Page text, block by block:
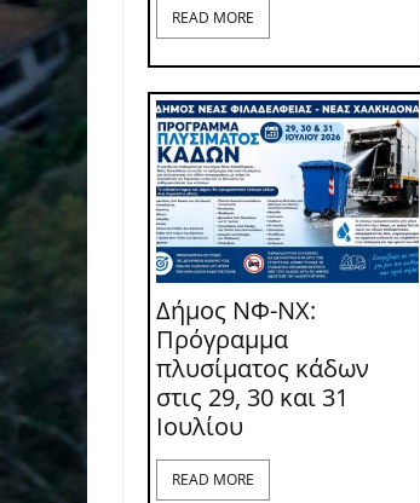
READ MORE
Δήμος ΝΦ-ΝΧ:
Πρόγραμμα
πλυσίματος κάδων
στις 29, 30 και 31
Ιουλίου
READ MORE